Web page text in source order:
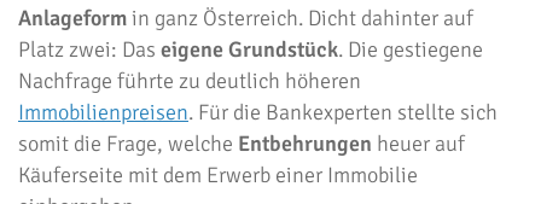
Anlageform in ganz Österreich. Dicht dahinter auf
Platz zwei: Das eigene Grundstück. Die gestiegene
Nachfrage führte zu deutlich höheren
Immobilienpreisen. Für die Bankexperten stellte sich
somit die Frage, welche Entbehrungen heuer auf
Käuferseite mit dem Erwerb einer Immobilie